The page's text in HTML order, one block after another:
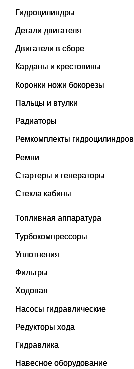
Гидроцилиндры
Детали двигателя
Двигатели в сборе
Карданы и крестовины
Коронки ножи бокорезы
Пальцы и втулки
Радиаторы
Ремкомплекты гидроцилиндров
Ремни
Стартеры и генераторы
Стекла кабины
Топливная аппаратура
Турбокомпрессоры
Уплотнения
Фильтры
Ходовая
Насосы гидравлические
Редукторы хода
Гидравлика
Навесное оборудование